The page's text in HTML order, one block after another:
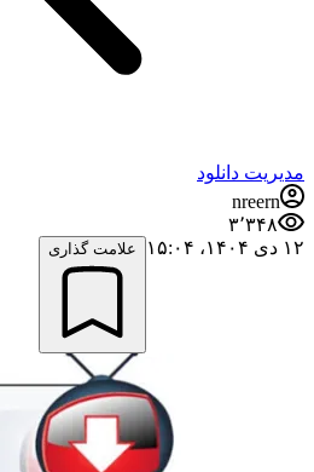
مدیریت دانلود
nreern
۳٬۳۴۸
۱۲ دی ۱۴۰۴،‏ ۱۵:۰۴
علامت گذاری